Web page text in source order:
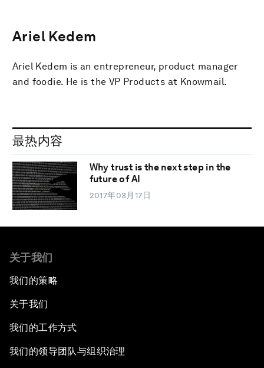
Ariel Kedem
Ariel Kedem is an entrepreneur, product manager
and foodie. He is the VP Products at Knowmail.
最热内容
Why trust is the next step in the
future of AI
2017年03月17日
关于我们
我们的策略
关于我们
我们的工作方式
我们的领导团队与组织治理